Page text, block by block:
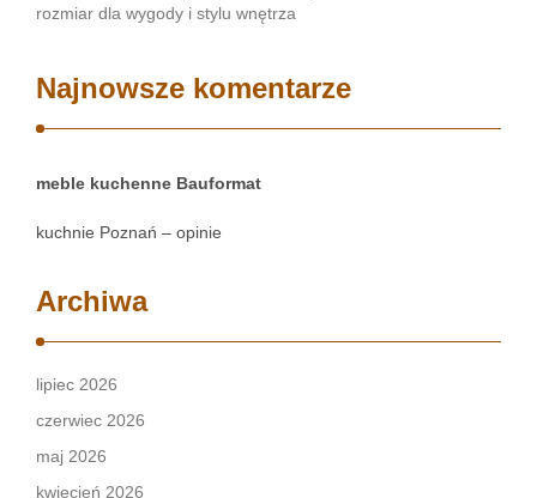
rozmiar dla wygody i stylu wnętrza
Najnowsze komentarze
meble kuchenne Bauformat
kuchnie Poznań – opinie
Archiwa
lipiec 2026
czerwiec 2026
maj 2026
kwiecień 2026